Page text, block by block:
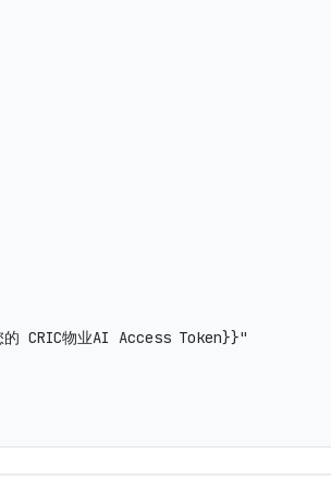
CRIC物业AI Access Token}}"